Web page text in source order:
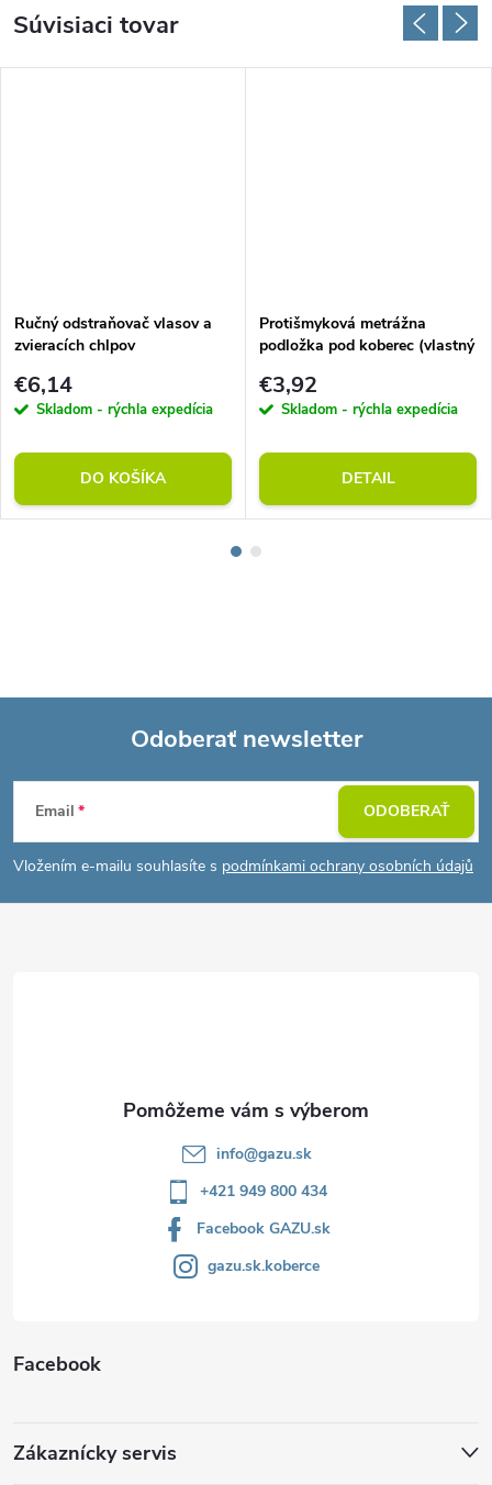
Súvisiaci tovar
Ručný odstraňovač vlasov a
zvieracích chlpov
€6,14
Skladom - rýchla expedícia
DO KOŠÍKA
Protišmyková metrážna
podložka pod koberec (vlastný
€3,92
Skladom - rýchla expedícia
DETAIL
Z
á
p
Odoberať newsletter
Email
Vložením e-mailu souhlasíte s podmínkami ochrany osobních údajů
ODOBERAŤ
info@gazu.sk
+421 949 800 434
Facebook GAZU.sk
gazu.sk.koberce
Facebook
Zákaznícky servis